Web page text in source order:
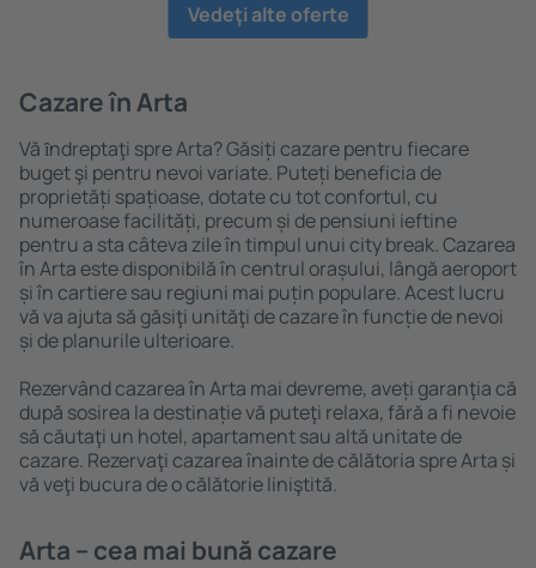
Vedeţi alte oferte
Cazare în Arta
Vă ȋndreptaţi spre Arta? Găsiți cazare pentru fiecare
buget şi pentru nevoi variate. Puteți beneficia de
proprietăți spațioase, dotate cu tot confortul, cu
numeroase facilități, precum și de pensiuni ieftine
pentru a sta câteva zile în timpul unui city break. Cazarea
în Arta este disponibilă în centrul orașului, lângă aeroport
și în cartiere sau regiuni mai puțin populare. Acest lucru
vă va ajuta să găsiţi unităţi de cazare în funcție de nevoi
și de planurile ulterioare.
Rezervând cazarea în Arta mai devreme, aveți garanţia că
după sosirea la destinație vă puteţi relaxa, fără a fi nevoie
să căutaţi un hotel, apartament sau altă unitate de
cazare. Rezervaţi cazarea înainte de călătoria spre Arta și
vă veţi bucura de o călătorie liniştită.
Arta – cea mai bună cazare